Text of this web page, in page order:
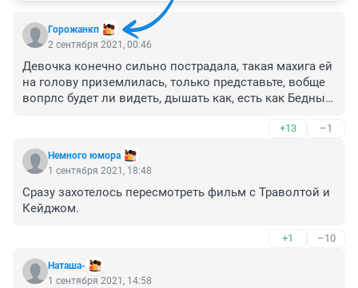
Горожанкп
2 сентября 2021, 00:46
Девочка конечно сильно пострадала, такая махига ей
на голову приземлилась, только представьте, вобще
вопрлс будет ли видеть, дышать как, есть как Бедный
выглядеть
+13 –1
Немного юмора
1 сентября 2021, 18:48
Сразу захотелось пересмотреть фильм с Траволтой и
Кейджом.
+1 –10
Наташа-
1 сентября 2021, 14:58